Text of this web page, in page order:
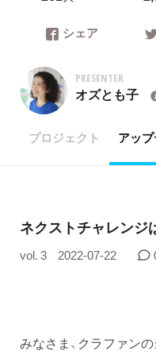
シェア
PRESENTER
オズとも子
プロジェクト アッ
ネクストチャレンジ
vol. 3 2022-07-22
みなさま、クラファン